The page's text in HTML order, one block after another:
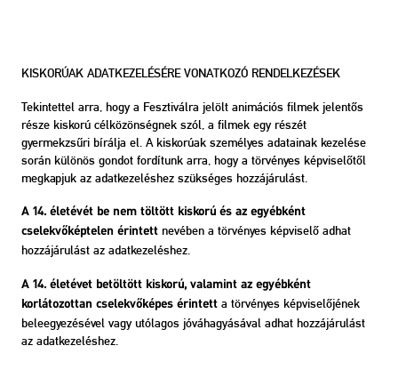
KISKORÚAK ADATKEZELÉSÉRE VONATKOZÓ RENDELKEZÉSEK
Tekintettel arra, hogy a Fesztiválra jelölt animációs filmek jelentős
része kiskorú célközönségnek szól, a filmek egy részét
gyermekzsűri bírálja el. A kiskorúak személyes adatainak kezelése
során különös gondot fordítunk arra, hogy a törvényes képviselőtől
megkapjuk az adatkezeléshez szükséges hozzájárulást.
A 14. életévét be nem töltött kiskorú és az egyébként
cselekvőképtelen érintett nevében a törvényes képviselő adhat
hozzájárulást az adatkezeléshez.
A 14. életévet betöltött kiskorú, valamint az egyébként
korlátozottan cselekvőképes érintett a törvényes képviselőjének
beleegyezésével vagy utólagos jóváhagyásával adhat hozzájárulást
az adatkezeléshez.